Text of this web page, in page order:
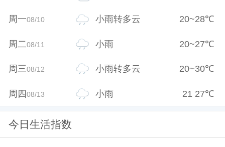
周一08/10 小雨转多云 20~28℃
周二08/11 小雨 20~27℃
周三08/12 小雨转多云 20~30℃
周四08/13 小雨 21 27℃
今日生活指数